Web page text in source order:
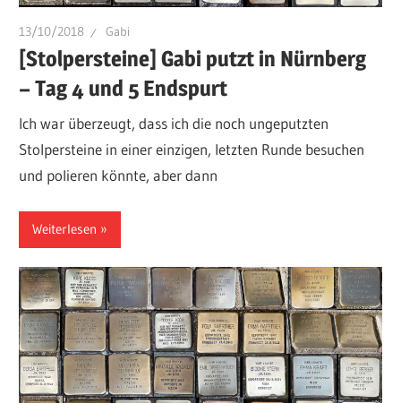
13/10/2018 Gabi
[Stolpersteine] Gabi putzt in Nürnberg
– Tag 4 und 5 Endspurt
Ich war überzeugt, dass ich die noch ungeputzten
Stolpersteine in einer einzigen, letzten Runde besuchen
und polieren könnte, aber dann
Weiterlesen